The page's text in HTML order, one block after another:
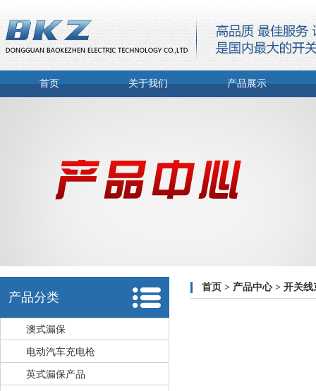
首页 关于我们 产品展示
产品分类
澳式漏保
电动汽车充电枪
英式漏保产品
首页 > 产品中心> 开关线